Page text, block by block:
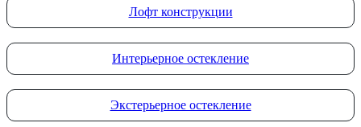
Лофт конструкции
Интерьерное остекление
Экстерьерное остекление